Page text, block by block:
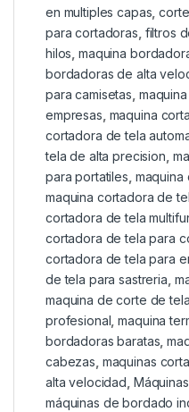
en multiples capas ,
para cortadoras filtros
hilos ,maquina
bordadoras de alta
para camisetas
empresas maquina
cortadora de tela
tela de alta precision
para portatiles
maquina cortadora de
cortadora de tela
cortadora de tela para
cortadora de tela para
de tela para sastreria
maquina de corte de tela
profesional ,maquina
bordadoras baratas ,
cabezas maquinas
alta velocidad
máquinas de bordado